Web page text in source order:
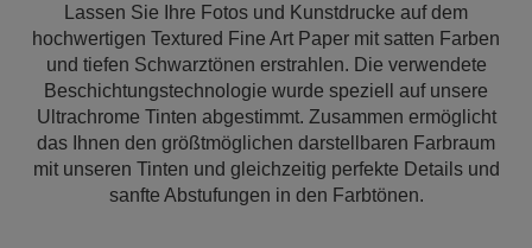
Lassen Sie Ihre Fotos und Kunstdrucke auf dem
hochwertigen Textured Fine Art Paper mit satten Farben
und tiefen Schwarztönen erstrahlen. Die verwendete
Beschichtungstechnologie wurde speziell auf unsere
Ultrachrome Tinten abgestimmt. Zusammen ermöglicht
das Ihnen den größtmöglichen darstellbaren Farbraum
mit unseren Tinten und gleichzeitig perfekte Details und
sanfte Abstufungen in den Farbtönen.